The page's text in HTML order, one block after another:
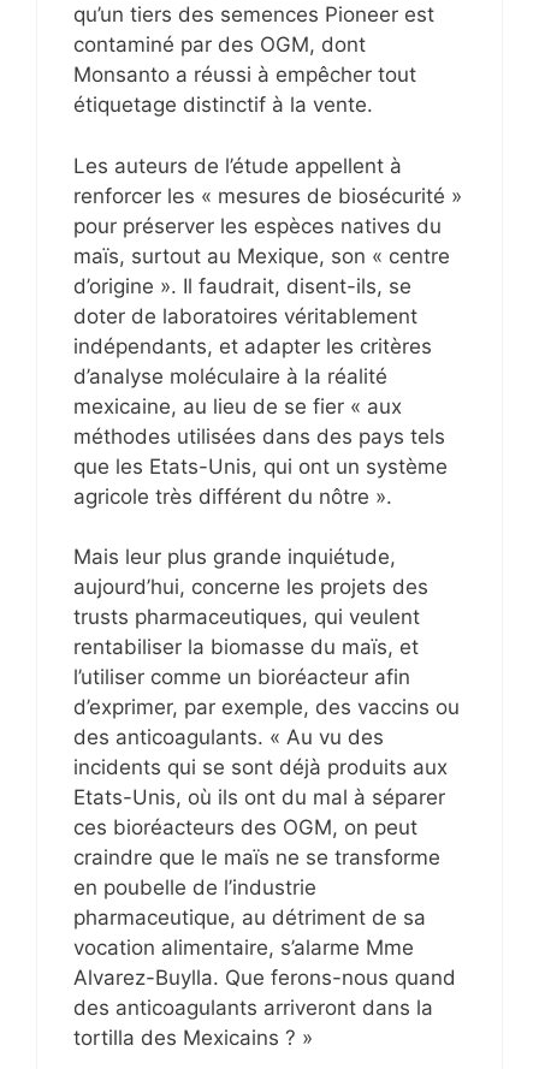
qu’un tiers des semences Pioneer est
contaminé par des OGM, dont
Monsanto a réussi à empêcher tout
étiquetage distinctif à la vente.
Les auteurs de l’étude appellent à
renforcer les « mesures de biosécurité »
pour préserver les espèces natives du
maïs, surtout au Mexique, son « centre
d’origine ». Il faudrait, disent-ils, se
doter de laboratoires véritablement
indépendants, et adapter les critères
d’analyse moléculaire à la réalité
mexicaine, au lieu de se fier « aux
méthodes utilisées dans des pays tels
que les Etats-Unis, qui ont un système
agricole très différent du nôtre ».
Mais leur plus grande inquiétude,
aujourd’hui, concerne les projets des
trusts pharmaceutiques, qui veulent
rentabiliser la biomasse du maïs, et
l’utiliser comme un bioréacteur afin
d’exprimer, par exemple, des vaccins ou
des anticoagulants. « Au vu des
incidents qui se sont déjà produits aux
Etats-Unis, où ils ont du mal à séparer
ces bioréacteurs des OGM, on peut
craindre que le maïs ne se transforme
en poubelle de l’industrie
pharmaceutique, au détriment de sa
vocation alimentaire, s’alarme Mme
Alvarez-Buylla. Que ferons-nous quand
des anticoagulants arriveront dans la
tortilla des Mexicains ? »